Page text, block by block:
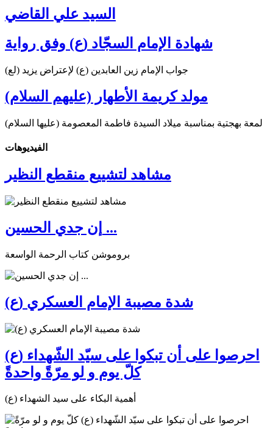
السيد علي القاضي
شهادة الإمام السجّاد (ع) وفق رواية
جواب الإمام زين العابدين (ع) لإعتراض يزيد (لع)
مولد كريمة الأطهار (عليهم السلام)
لمعة بهجتية بمناسبة ميلاد السيدة فاطمة المعصومة (عليها السلام)
الفیدیوهات
مشاهد لتشييع منقطع النظير
إن جدي الحسين ...
بروموشن كتاب الرحمة الواسعة
شدة مصيبة الإمام العسكري (ع)
احرصوا على أن تبكوا على سيّد الشّهداء (ع)
كلّ يوم و لو مرّةً واحدةً
أهمية البكاء على سيد الشهداء (ع)